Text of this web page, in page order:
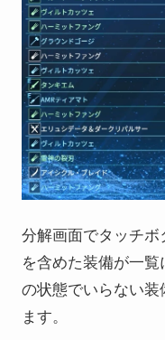
分解画面でタッチ
を含めた装備が一
の状態でいらない装
ます。